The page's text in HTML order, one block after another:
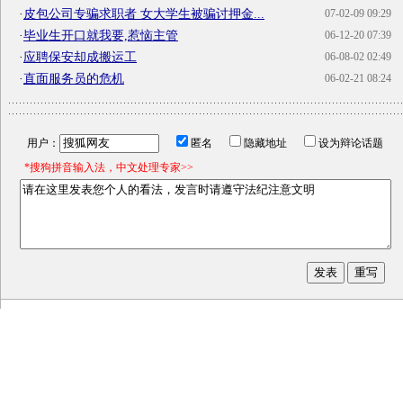
07-02-09 09:29
· 皮包公司专骗求职者 女大学生被骗讨押金...
06-12-20 07:39
·毕业生开口就我要,惹恼主管
06-08-02 02:49
·应聘保安却成搬运工
06-02-21 08:24
·直面服务员的危机
用户： 匿名 隐藏地址
设为辩论话题
*搜狗拼音输入法，中文处理专家>>